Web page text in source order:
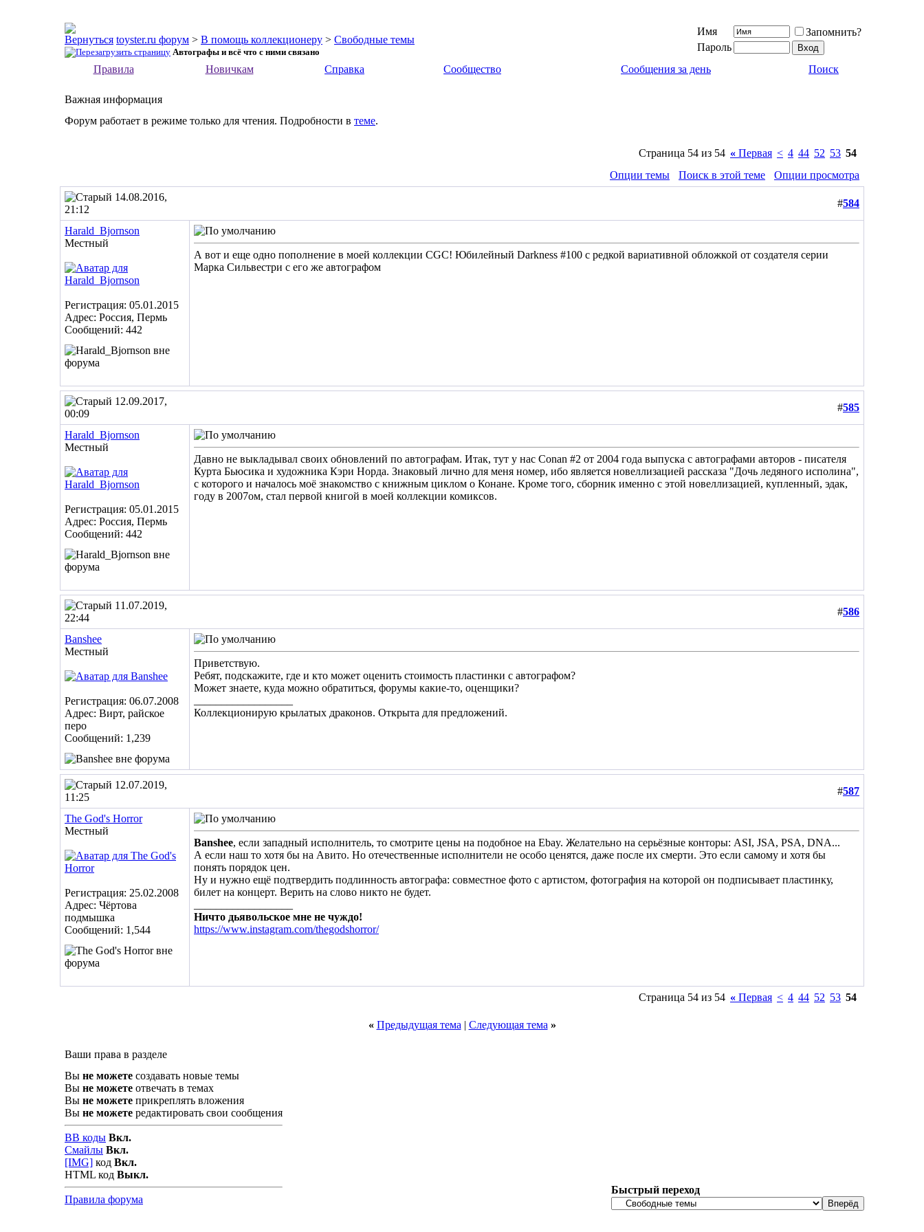
toyster.ru форум > В помощь коллекционеру > Свободные темы
Автографы и всё что с ними связано
Имя
Запомнить?
Пароль
Правила
Новичкам Справка Сообщество Сообщения за день Поиск
Важная информация
Форум работает в режиме только для чтения. Подробности в теме.
Страница 54 из 54 « Первая < 4 44 52 53 54
Опции темы
Поиск в этой теме
Опции просмотра
14.08.2016,
21:12
#584
Harald_Bjornson
Местный
Регистрация: 05.01.2015
Адрес: Россия, Пермь
Сообщений: 442
А вот и еще одно пополнение в моей коллекции CGC! Юбилейный Darkness #100 с редкой вариативной обложкой от создателя серии
Марка Сильвестри с его же автографом
12.09.2017,
00:09
#585
Harald_Bjornson
Местный
Регистрация: 05.01.2015
Адрес: Россия, Пермь
Сообщений: 442
Давно не выкладывал своих обновлений по автографам. Итак, тут у нас Conan #2 от 2004 года выпуска с автографами авторов - писателя
Курта Бьюсика и художника Кэри Норда. Знаковый лично для меня номер, ибо является новеллизацией рассказа "Дочь ледяного исполина",
с которого и началось моё знакомство с книжным циклом о Конане. Кроме того, сборник именно с этой новеллизацией, купленный, эдак,
году в 2007ом, стал первой книгой в моей коллекции комиксов.
11.07.2019,
22:44
#586
Banshee
Местный
Регистрация: 06.07.2008
Адрес: Вирт, райское
перо
Сообщений: 1,239
Приветствую.
Ребят, подскажите, где и кто может оценить стоимость пластинки с автографом?
Может знаете, куда можно обратиться, форумы какие-то, оценщики?
Коллекционирую крылатых драконов. Открыта для предложений.
12.07.2019,
11:25
#587
The God's Horror
Местный
Регистрация: 25.02.2008
Адрес: Чёртова
подмышка
Сообщений: 1,544
Banshee, если западный исполнитель, то смотрите цены на подобное на Ebay. Желательно на серьёзные конторы: ASI, JSA, PSA, DNA...
А если наш то хотя бы на Авито. Но отечественные исполнители не особо ценятся, даже после их смерти. Это если самому и хотя бы
понять порядок цен.
Ну и нужно ещё подтвердить подлинность автографа: совместное фото с артистом, фотография на которой он подписывает пластинку,
билет на концерт. Верить на слово никто не будет.
Ничто дьявольское мне не чуждо!
https://www.instagram.com/thegodshorror/
Страница 54 из 54 « Первая < 4 44 52 53 54
« Предыдущая тема | Следующая тема »
Ваши права в разделе
Вы не можете создавать новые темы
Вы не можете отвечать в темах
Вы не можете прикреплять вложения
Вы не можете редактировать свои сообщения
BB коды Вкл.
Смайлы Вкл.
[IMG] код Вкл.
HTML код Выкл.
Правила форума
Быстрый переход